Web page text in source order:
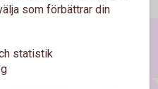
som förbättrar din
statistik